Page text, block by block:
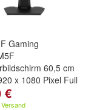
Gaming
60,5 cm
x 1080 Pixel Full
€